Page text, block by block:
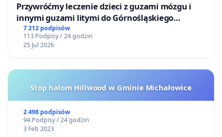
Przywróćmy leczenie dzieci z guzami mózgu i
innymi guzami litymi do Górnośląskiego
Centrum Zdrowia Dziecka w Katowicach
7 212 podpisów
113 Podpisy / 24 godzin
25 Jul 2026
Stop halom Hillwood w Gminie Michałowice
2 498 podpisów
94 Podpisy / 24 godzin
3 Feb 2023